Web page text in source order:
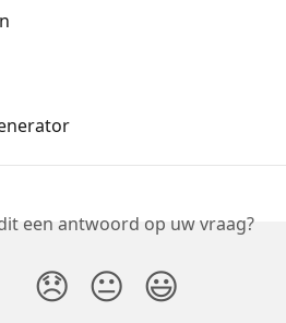
een antwoord op uw vraag?
😞 😐 😃